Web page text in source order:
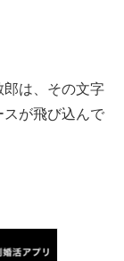
は、その文字
が飛び込んで